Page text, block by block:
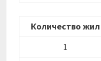
Количество жил
1